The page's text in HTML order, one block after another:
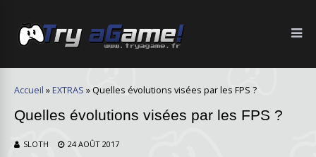
Accueil » EXTRAS »Quelles évolutions visées par les FPS ?
Quelles évolutions visées par les FPS ?
SLOTH 24 AOÛT 2017